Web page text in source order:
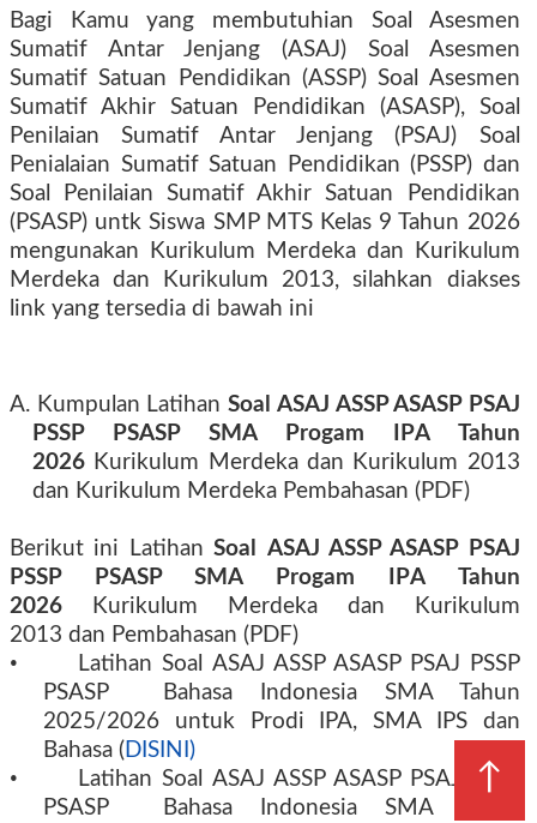
Bagi Kamu yang membutuhian Soal Asesmen
Sumatif Antar Jenjang (ASAJ) Soal Asesmen
Sumatif Satuan Pendidikan (ASSP) Soal Asesmen
Sumatif Akhir Satuan Pendidikan (ASASP), Soal
Penilaian Sumatif Antar Jenjang (PSAJ) Soal
Penialaian Sumatif Satuan Pendidikan (PSSP) dan
Soal Penilaian Sumatif Akhir Satuan Pendidikan
(PSASP) untk Siswa SMP MTS Kelas 9 Tahun 2026
mengunakan Kurikulum Merdeka dan Kurikulum
Merdeka dan Kurikulum 2013, silahkan diakses
link yang tersedia di bawah ini
A. Kumpulan Latihan SoalASAJ ASSP ASASP PSAJ
PSSP PSASP SMA Progam IPATahun
2026Kurikulum Merdeka dan Kurikulum 2013
dan Kurikulum MerdekaPembahasan (PDF)
Berikut ini Latihan Soal ASAJ ASSP ASASP PSAJ
PSSP PSASPSMA Progam IPATahun
2026 Kurikulum Merdeka dan Kurikulum
2013 dan Pembahasan (PDF)
• Latihan Soal ASAJ ASSP ASASP PSAJ PSSP
PSASP
Bahasa Indonesia SMA Tahun
2025/2026 untuk
Prodi IPA, SMA IPS dan
Bahasa ( DISINI)
• Latihan Soal ASAJ ASSP ASASP PSAJ PSSP
PSASP
Bahasa Indonesia SMA Tahun
↑